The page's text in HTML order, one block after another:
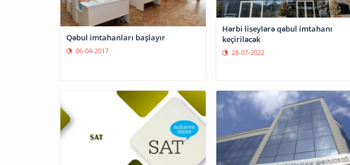
Qəbul imtahanları başlayır
06-04-2017
Hərbi liseylərə qəbul imtahanı
keçiriləcək
28-07-2022